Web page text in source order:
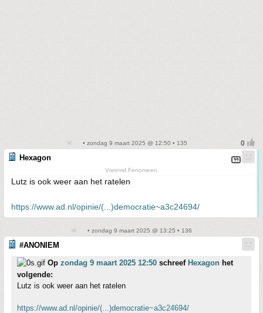
• zondag 9 maart 2025 @ 12:50 • 135
Hexagon
Vreemd Fenomeen
Lutz is ook weer aan het ratelen
https://www.ad.nl/opinie/(...)democratie~a3c24694/
• zondag 9 maart 2025 @ 13:25 • 136
#ANONIEM
Op zondag 9 maart 2025 12:50 schreef Hexagon het
volgende:
Lutz is ook weer aan het ratelen
https://www.ad.nl/opinie/(...)democratie~a3c24694/